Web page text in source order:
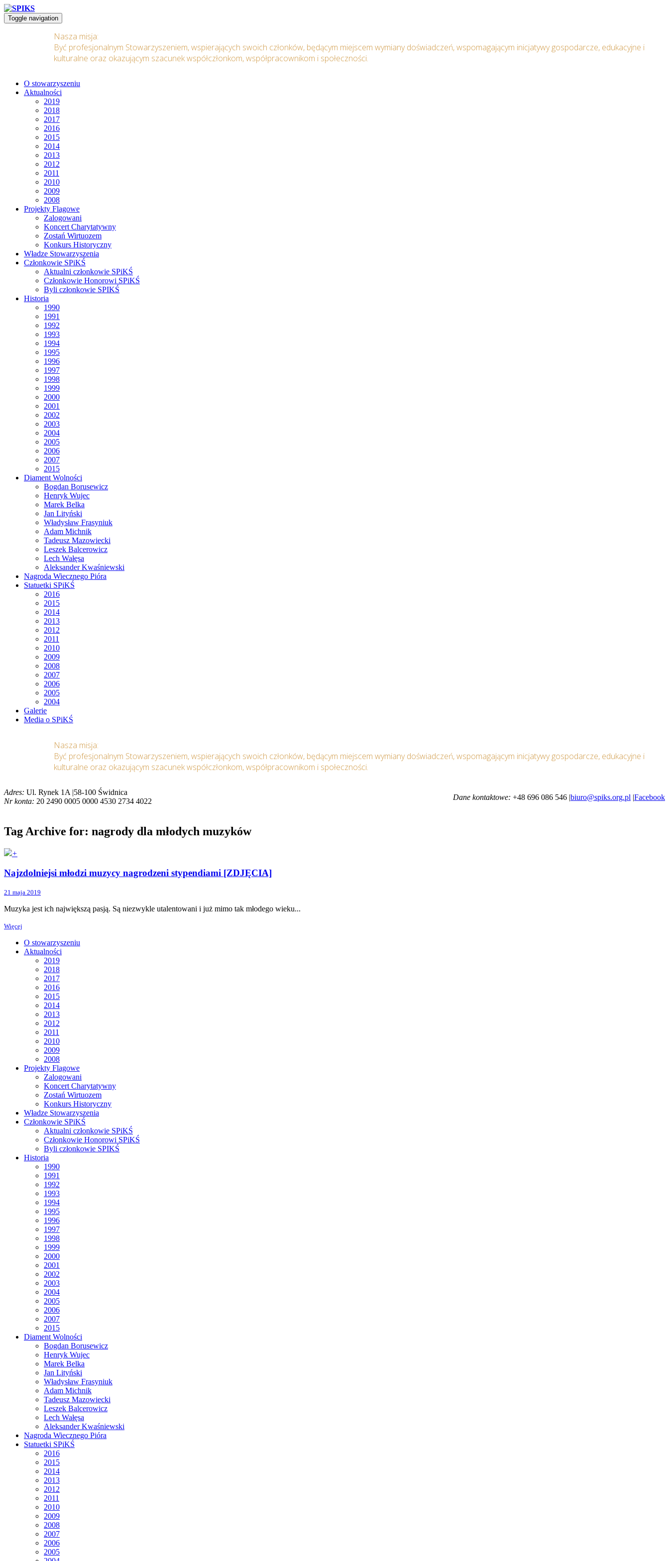
Toggle navigation
Nasza misja:
Być profesjonalnym Stowarzyszeniem, wspierających swoich członków, będącym miejscem wymiany doświadczeń, wspomagającym inicjatywy gospodarcze, edukacyjne i
kulturalne oraz okazującym szacunek współczłonkom, współpracownikom i społeczności.
O stowarzyszeniu
Aktualności
2019
2018
2017
2016
2015
2014
2013
2012
2011
2010
2009
2008
Projekty Flagowe
Zalogowani
Koncert Charytatywny
Zostań Wirtuozem
Konkurs Historyczny
Władze Stowarzyszenia
Członkowie SPiKŚ
Aktualni członkowie SPiKŚ
Członkowie Honorowi SPiKŚ
Byli członkowie SPIKŚ
Historia
1990
1991
1992
1993
1994
1995
1996
1997
1998
1999
2000
2001
2002
2003
2004
2005
2006
2007
2015
Diament Wolności
Bogdan Borusewicz
Henryk Wujec
Marek Belka
Jan Lityński
Władysław Frasyniuk
Adam Michnik
Tadeusz Mazowiecki
Leszek Balcerowicz
Lech Wałęsa
Aleksander Kwaśniewski
Nagroda Wiecznego Pióra
Statuetki SPiKŚ
2016
2015
2014
2013
2012
2011
2010
2009
2008
2007
2006
2005
2004
Galerie
Media o SPiKŚ
Nasza misja:
Być profesjonalnym Stowarzyszeniem, wspierających swoich członków, będącym miejscem wymiany doświadczeń, wspomagającym inicjatywy gospodarcze, edukacyjne i
kulturalne oraz okazującym szacunek współczłonkom, współpracownikom i społeczności.
Adres: Ul. Rynek 1A |58-100 Świdnica
Nr konta: 20 2490 0005 0000 4530 2734 4022 Dane kontaktowe: +48 696 086 546 |biuro@spiks.org.pl |Facebook
Tag Archive for: nagrody dla młodych muzyków
+
Najzdolniejsi młodzi muzycy nagrodzeni stypendiami [ZDJĘCIA]
21 maja 2019
Muzyka jest ich największą pasją. Są niezwykle utalentowani i już mimo tak młodego wieku...
Więcej
O stowarzyszeniu
Aktualności
2019
2018
2017
2016
2015
2014
2013
2012
2011
2010
2009
2008
Projekty Flagowe
Zalogowani
Koncert Charytatywny
Zostań Wirtuozem
Konkurs Historyczny
Władze Stowarzyszenia
Członkowie SPiKŚ
Aktualni członkowie SPiKŚ
Członkowie Honorowi SPiKŚ
Byli członkowie SPIKŚ
Historia
1990
1991
1992
1993
1994
1995
1996
1997
1998
1999
2000
2001
2002
2003
2004
2005
2006
2007
2015
Diament Wolności
Bogdan Borusewicz
Henryk Wujec
Marek Belka
Jan Lityński
Władysław Frasyniuk
Adam Michnik
Tadeusz Mazowiecki
Leszek Balcerowicz
Lech Wałęsa
Aleksander Kwaśniewski
Nagroda Wiecznego Pióra
Statuetki SPiKŚ
2016
2015
2014
2013
2012
2011
2010
2009
2008
2007
2006
2005